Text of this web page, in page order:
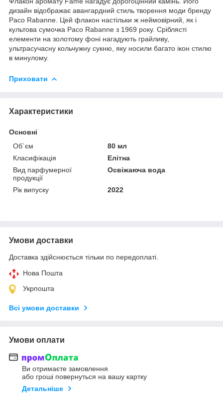
дизайн відображає авангардний стиль творення моди бренду
Paco Rabanne. Цей флакон настільки ж неймовірний, як і
культова сумочка Paco Rabanne з 1969 року. Сріблясті
елементи на золотому фоні нагадують грайливу,
ультрасучасну кольчужну сукню, яку носили багато ікон стилю
в минулому.
Приховати
Характеристики
Основні
Об`єм
80 мл
Класифікація
Елітна
Вид парфумерної
продукції
Освіжаюча вода
Рік випуску 2022
Умови доставки
Доставка здійснюється тільки по передоплаті.
Нова Пошта
Укрпошта
Всі умови доставки
Умови оплати
Ви отримаєте замовлення
або гроші повернуться на вашу картку
Детальніше